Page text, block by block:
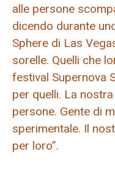
alle persone
dicendo durante
Sphere di Las
sorelle. Quelli che
festival Supernova
per quelli. La
persone. Gente di
sperimentale. Il
per loro”.